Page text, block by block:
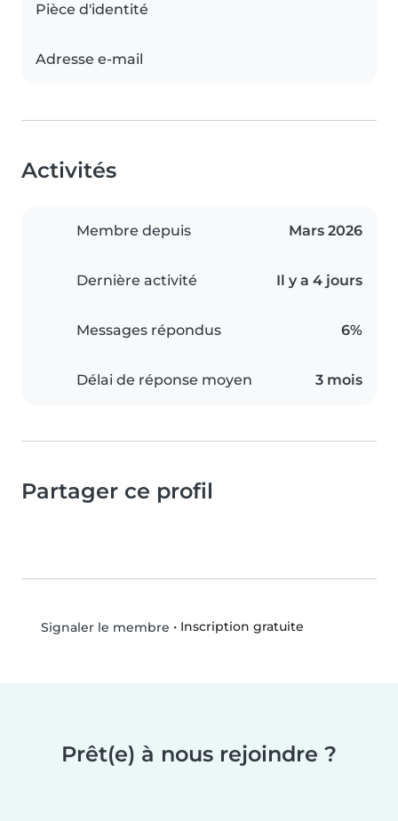
Pièce d'identité
Adresse e-mail
Activités
Membre depuis Mars 2026
Dernière activité Il y a 4 jours
Messages répondus 6%
Délai de réponse moyen 3 mois
Partager ce profil
Signaler le membre • Inscription gratuite
Prêt(e) à nous rejoindre ?